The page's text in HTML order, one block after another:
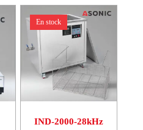
En stock
IND-2000-28kHz